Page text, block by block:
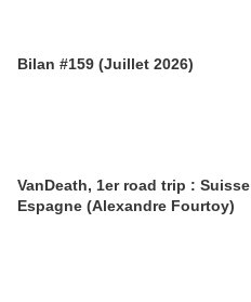
Bilan #159 (Juillet 2026)
VanDeath, 1er road trip : Suisse
Espagne (Alexandre Fourtoy)